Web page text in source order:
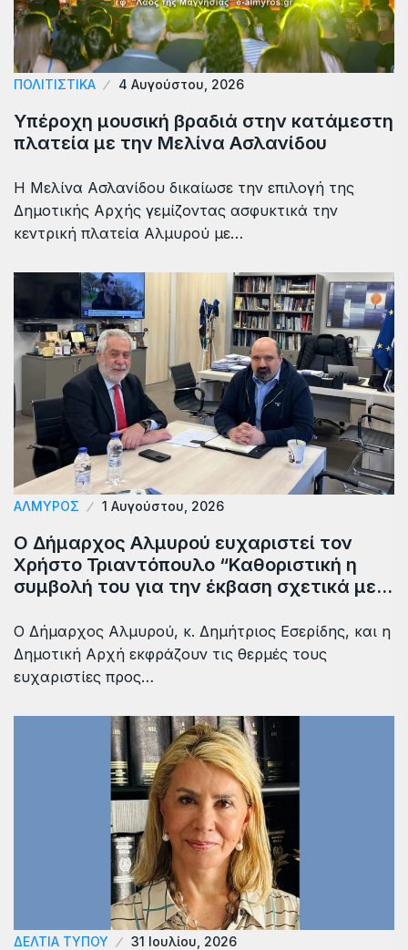
ΠΟΛΙΤΙΣΤΙΚΑ 4 Αυγούστου, 2026
Υπέροχη μουσική βραδιά στην κατάμεστη
πλατεία με την Μελίνα Ασλανίδου
Η Μελίνα Ασλανίδου δικαίωσε την επιλογή της
Δημοτικής Αρχής γεμίζοντας ασφυκτικά την
κεντρική πλατεία Αλμυρού με…
ΑΛΜΥΡΟΣ 1 Αυγούστου, 2026
Ο Δήμαρχος Αλμυρού ευχαριστεί τον
Χρήστο Τριαντόπουλο “Καθοριστική η
συμβολή του για την έκβαση σχετικά με…
Ο Δήμαρχος Αλμυρού, κ. Δημήτριος Εσερίδης, και η
Δημοτική Αρχή εκφράζουν τις θερμές τους
ευχαριστίες προς…
ΔΕΛΤΙΑ ΤΥΠΟΥ 31 Ιουλίου, 2026